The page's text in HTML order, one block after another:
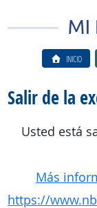
INICIO
Salir de la
Usted está
Más
https://